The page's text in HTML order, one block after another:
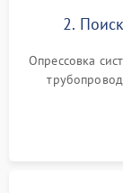
2.
Опрессовка
продувка